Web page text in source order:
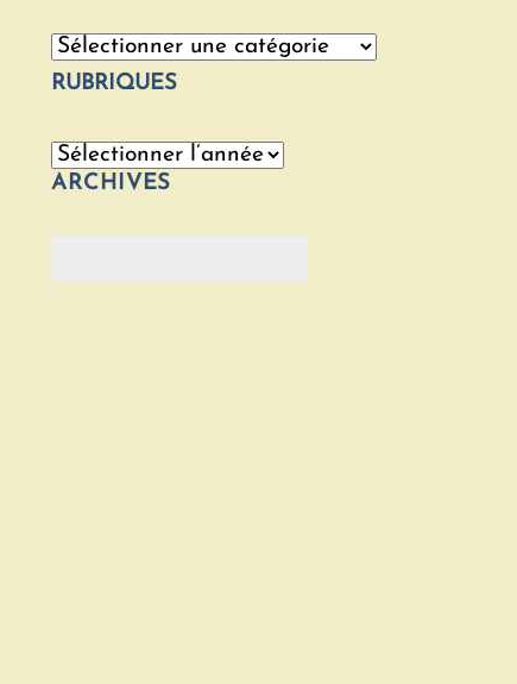
Catégories
RUBRIQUES
Archives
ARCHIVES